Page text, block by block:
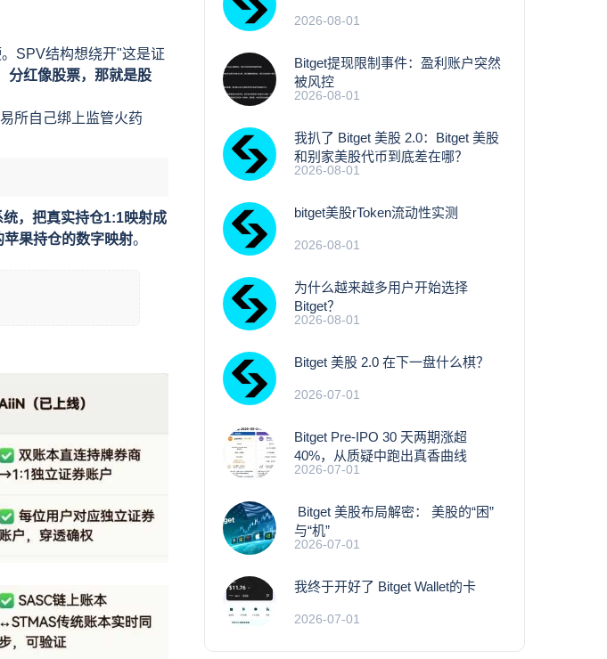
SPV结构想绕开"这是证
分红像股票，那就是股
所自己绑上监管火药
，把真实持仓1:1映射成
果持仓的数字映射。
2026-08-01
Bitget提现限制事件：盈利账户突然
被风控
2026-08-01
我扒了 Bitget 美股 2.0：Bitget 美股
和别家美股代币到底差在哪？
2026-08-01
bitget美股rToken流动性实测
2026-08-01
为什么越来越多用户开始选择
Bitget？
2026-08-01
Bitget 美股 2.0 在下一盘什么棋？
2026-07-01
Bitget Pre-IPO 30 天两期涨超
40%，从质疑中跑出真香曲线
2026-07-01
Bitget 美股布局解密： 美股的“困”
与“机”
2026-07-01
我终于开好了 Bitget Wallet的卡
2026-07-01